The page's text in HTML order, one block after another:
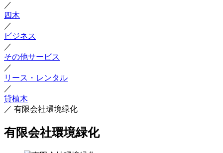
／
四木
／
ビジネス
／
その他サービス
／
リース・レンタル
／
貸植木
／ 有限会社環境緑化
有限会社環境緑化